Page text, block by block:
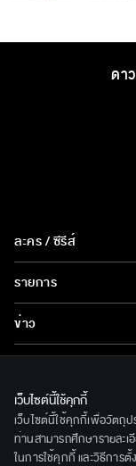
ดา
ละคร / ซีรีส์
ละคร/ซีรีส์
ซีรีส์นานาชาติ
การ์ตูน & เกม
รายการ
รายการทั้งหมด
ข่าว
ข่าวทั้งหมด
ข่าวประชาสัมพันธ์
ทีวีออนไลน์
เกี่ยวกับเรา
BEC World
ติดตามเราได้ที่
เว็บไซต์นี้ใช้คุกกี้
เว็บไซต์นี้ใช้คุกกี้เพื่อวัตถุ
ท่านสามารถศึกษารายละเ
ในการใช้คุกกี้ และวิธีการ